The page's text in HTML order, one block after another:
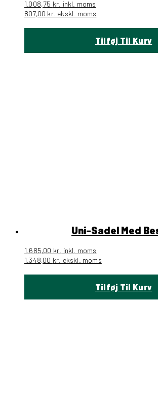
1.008,75 kr. inkl. moms
807,00 kr. ekskl. moms
Tilføj Til Kurv
Uni-Sadel Med
1.685,00 kr. inkl. moms
1.348,00 kr. ekskl. moms
Tilføj Til Kurv